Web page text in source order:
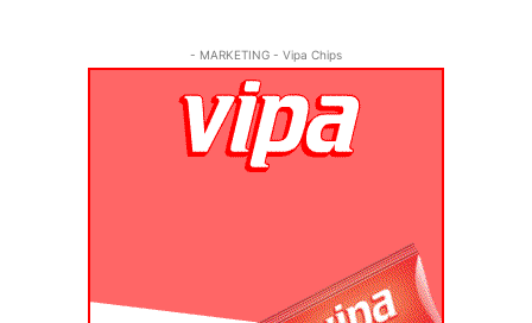
- MARKETING - Vipa Chips